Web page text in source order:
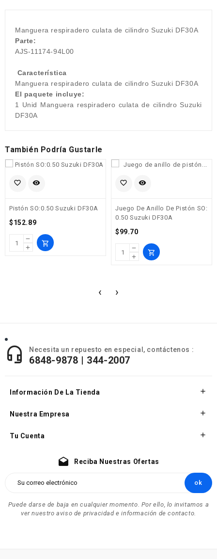
Manguera respiradero culata de cilindro Suzuki DF30A
Parte:
AJS-11174-94L00
Característica
Manguera respiradero culata de cilindro Suzuki DF30A
El paquete incluye:
1 Unid Manguera respiradero culata de cilindro Suzuki
DF30A
También Podría Gustarle
favorite_border visibility
Pistón SO:0.50 Suzuki DF30A
$152.89Precio
remove
add
shopping_cart
favorite_border visibility
Juego De Anillo De Pistón SO:
0.50 Suzuki DF30A
$99.70Precio
remove
add
shopping_cart
‹ ›
 Necesita un repuesto en especial, contáctenos :
6848-9878 | 344-2007
Información De La Tienda 
Nuestra Empresa 
Tu Cuenta 
drafts Reciba Nuestras Ofertas
Puede darse de baja en cualquier momento. Por ello, lo invitamos a
ver nuestro aviso de privacidad e información de contacto.